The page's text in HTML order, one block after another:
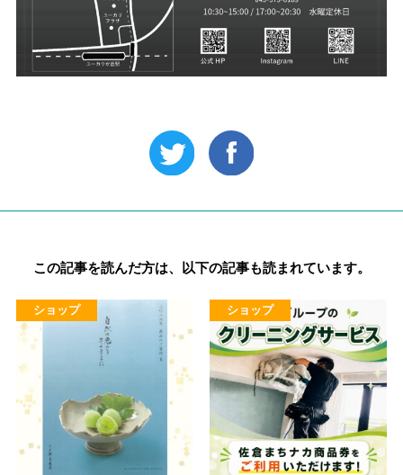
この記事を読んだ方は、以下の記事も読まれています。
ショップ ショップ